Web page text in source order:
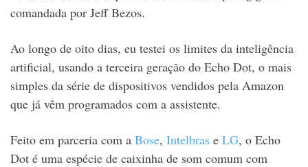
comandada por Jeff Bezos.
Ao longo de oito dias, eu testei os limites da inteligência
artificial, usando a terceira geração do Echo Dot, o mais
simples da série de dispositivos vendidos pela Amazon
que já vêm programados com a assistente.
Feito em parceria com a Bose, Intelbras e LG, o Echo
Dot é uma espécie de caixinha de som comum com